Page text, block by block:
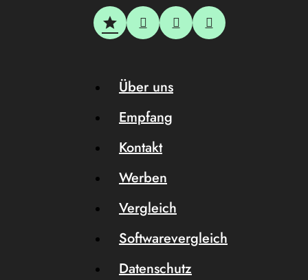
Über uns
Empfang
Kontakt
Werben
Vergleich
Softwarevergleich
Datenschutz